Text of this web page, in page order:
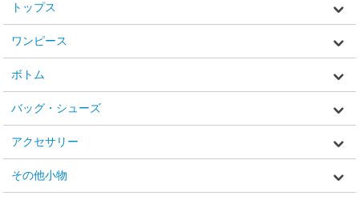
トップス
ワンピース
ボトム
バッグ・シューズ
アクセサリー
その他小物